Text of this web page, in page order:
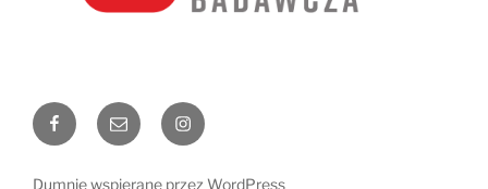
FacebookEmail Instagram
Dumnie wspierane przez WordPress